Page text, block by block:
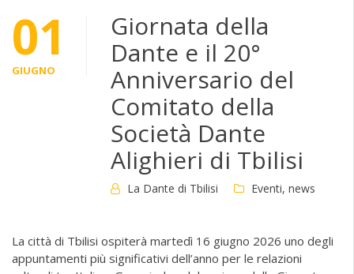
01
GIUGNO
Giornata della
Dante e il 20°
Anniversario del
Comitato della
Società Dante
Alighieri di Tbilisi
La Dante di Tbilisi Eventi, news
La città di Tbilisi ospiterà martedì 16 giugno 2026 uno degli
appuntamenti più significativi dell’anno per le relazioni